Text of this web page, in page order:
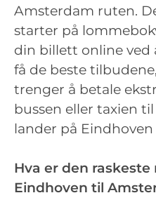
Amsterdam ruten.
starter på
din billett online ved
få de beste
trenger å betale
bussen eller taxien
lander på Eindhoven
Hva er den raskeste
Eindhoven til